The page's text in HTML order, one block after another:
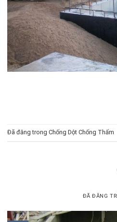
Đã đăng trong Chống Dột Chống Thấm
ĐÃ ĐĂNG